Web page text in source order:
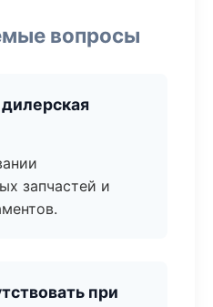
вопросы
запчастей и
при